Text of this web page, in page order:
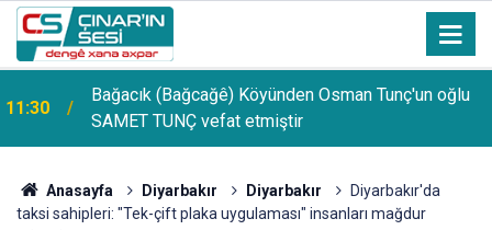
11:24
PDR Uzmanı Muhammed Beşir Özçelik: Hiçbir
şekilde puana bakılmamalı, başarı sırasına göre
tercih yapılmalı
Anasayfa Diyarbakır Diyarbakır
Diyarbakır'da
taksi sahipleri: "Tek-çift plaka uygulaması" insanları mağdur